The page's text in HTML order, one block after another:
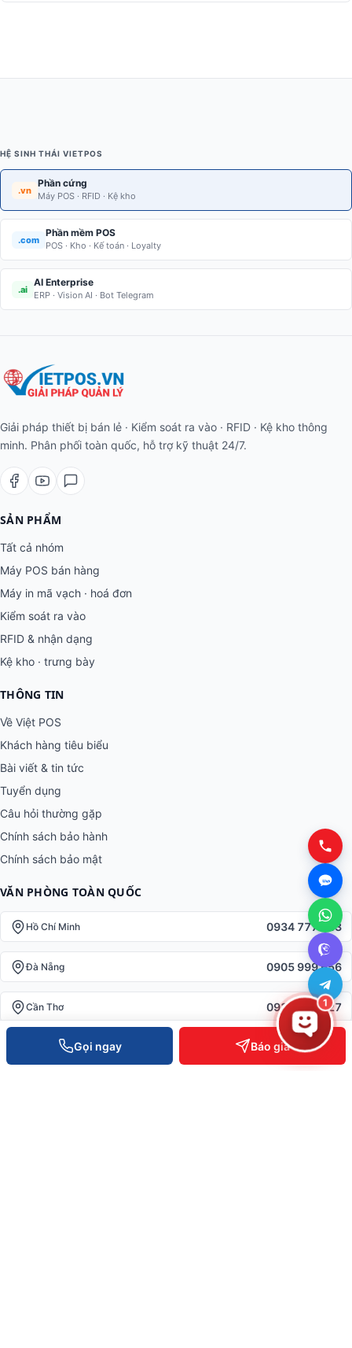
Gọi ngay Báo giá
HỆ SINH THÁI VIETPOS
.vn
Phần cứng
Máy POS · RFID · Kệ kho
.com
Phần mềm POS
POS · Kho · Kế toán · Loyalty
.ai
AI Enterprise
ERP · Vision AI · Bot Telegram
Giải pháp thiết bị bán lẻ · Kiểm soát ra vào · RFID · Kệ kho thông
minh. Phân phối toàn quốc, hỗ trợ kỹ thuật 24/7.
SẢN PHẨM
Tất cả nhóm
Máy POS bán hàng
Máy in mã vạch · hoá đơn
Kiểm soát ra vào
RFID & nhận dạng
Kệ kho · trưng bày
THÔNG TIN
Về Việt POS
Khách hàng tiêu biểu
Bài viết & tin tức
Tuyển dụng
Câu hỏi thường gặp
Chính sách bảo hành
Chính sách bảo mật
VĂN PHÒNG TOÀN QUỐC
Hồ Chí Minh 0934 777 443
Đà Nẵng 0905 999 656
Cần Thơ 0931 777 527
0937 845 333
1